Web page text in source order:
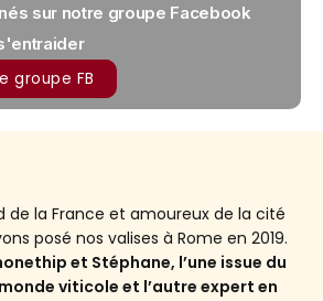
sur notre groupe Facebook
groupe FB
de la France et amoureux de la cité
posé nos valises à Rome en 2019.
et Stéphane, l’une issue du
viticole et l’autre expert en